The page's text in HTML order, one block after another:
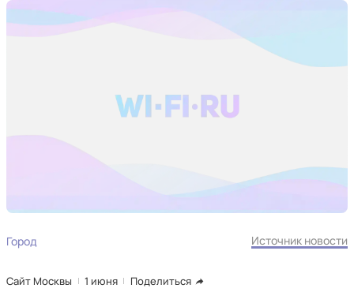
Город Источник новости
Сайт Москвы 1 июня Поделиться